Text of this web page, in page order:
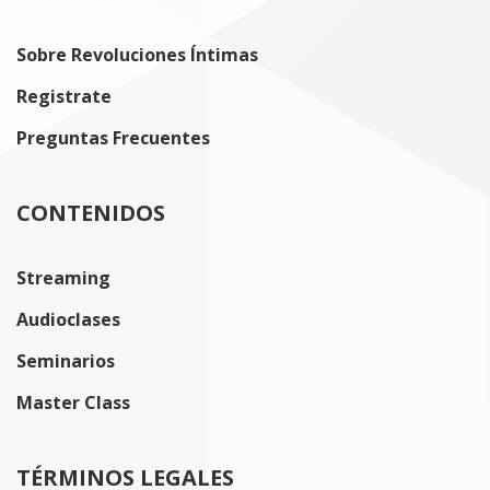
Sobre Revoluciones Íntimas
Registrate
Preguntas Frecuentes
CONTENIDOS
Streaming
Audioclases
Seminarios
Master Class
TÉRMINOS LEGALES